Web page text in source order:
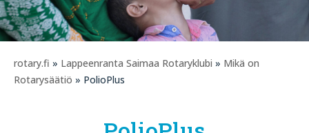
rotary.fi » Lappeenranta Saimaa Rotaryklubi » Mikä on
Rotarysäätiö » PolioPlus